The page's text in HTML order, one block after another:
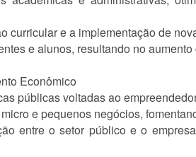
curricular e a implementação de
e alunos, resultando no
Econômico
públicas voltadas ao
e pequenos negócios,
entre o setor público e o